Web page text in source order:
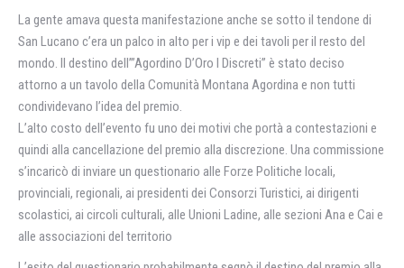
La gente amava questa manifestazione anche se sotto il tendone di
San Lucano c’era un palco in alto per i vip e dei tavoli per il resto del
mondo. Il destino dell’”Agordino D’Oro I Discreti” è stato deciso
attorno a un tavolo della Comunità Montana Agordina e non tutti
condividevano l’idea del premio.
L’alto costo dell’evento fu uno dei motivi che portà a contestazioni e
quindi alla cancellazione del premio alla discrezione. Una commissione
s’incaricò di inviare un questionario alle Forze Politiche locali,
provinciali, regionali, ai presidenti dei Consorzi Turistici, ai dirigenti
scolastici, ai circoli culturali, alle Unioni Ladine, alle sezioni Ana e Cai e
alle associazioni del territorio